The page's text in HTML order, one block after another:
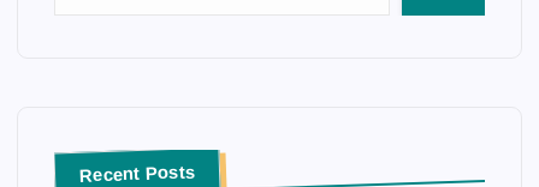
Recent Posts